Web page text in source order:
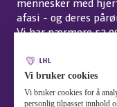
afasi - og deres
Vi har nærmere 52
Endre cookie-
Vi bruker cookies
Vi bruker cookies for å
personlig tilpasset innhold